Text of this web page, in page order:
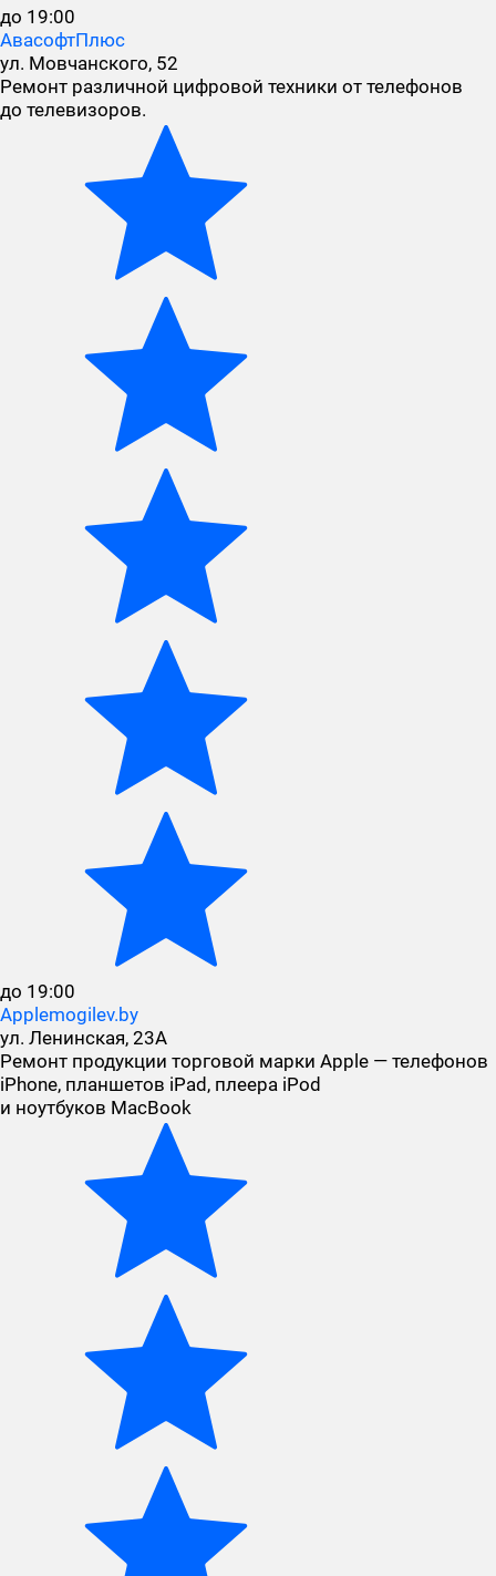
до 19:00
АвасофтПлюс
ул. Мовчанского, 52
Ремонт различной цифровой техники от телефонов
до телевизоров.
до 19:00
Applemogilev.by
ул. Ленинская, 23А
Ремонт продукции торговой марки Apple — телефонов
iPhone, планшетов iPad, плеера iPod
и ноутбуков MacBook